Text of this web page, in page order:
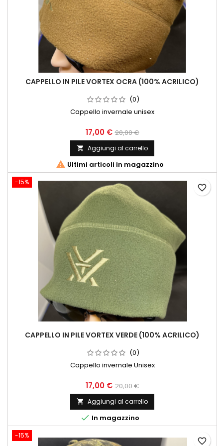
CAPPELLO IN PILE VORTEX OCRA (100% ACRILICO)
(0)
Cappello invernale unisex
17,00 € 20,00 €
 Aggiungi al carrello
 Ultimi articoli in magazzino
-15%
CAPPELLO IN PILE VORTEX VERDE (100% ACRILICO)
(0)
Cappello invernale Unisex
17,00 € 20,00 €
 Aggiungi al carrello
 In magazzino
favorite_border
-15%
favorite_border